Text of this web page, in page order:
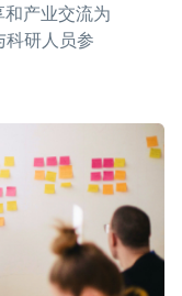
产业交流为
研人员参